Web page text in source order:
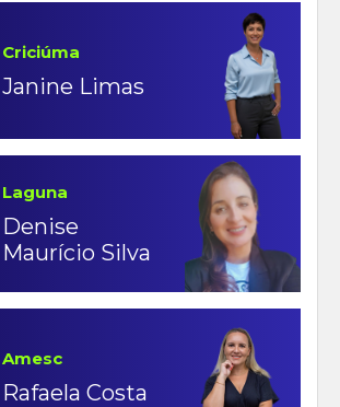
Criciúma
Janine Limas
Laguna
Denise
Maurício Silva
Amesc
Rafaela Costa